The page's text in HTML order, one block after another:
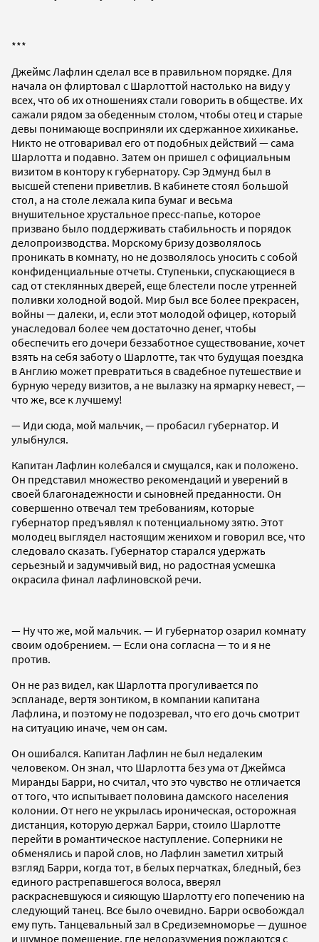
***
Джеймс Лафлин сделал все в правильном порядке. Для
начала он флиртовал с Шарлоттой настолько на виду у
всех, что об их отношениях стали говорить в обществе. Их
сажали рядом за обеденным столом, чтобы отец и старые
девы понимающе восприняли их сдержанное хихиканье.
Никто не отговаривал его от подобных действий — сама
Шарлотта и подавно. Затем он пришел с официальным
визитом в контору к губернатору. Сэр Эдмунд был в
высшей степени приветлив. В кабинете стоял большой
стол, а на столе лежала кипа бумаг и весьма
внушительное хрустальное пресс-папье, которое
призвано было поддерживать стабильность и порядок
делопроизводства. Морскому бризу дозволялось
проникать в комнату, но не дозволялось уносить с собой
конфиденциальные отчеты. Ступеньки, спускающиеся в
сад от стеклянных дверей, еще блестели после утренней
поливки холодной водой. Мир был все более прекрасен,
войны — далеки, и, если этот молодой офицер, который
унаследовал более чем достаточно денег, чтобы
обеспечить его дочери беззаботное существование, хочет
взять на себя заботу о Шарлотте, так что будущая поездка
в Англию может превратиться в свадебное путешествие и
бурную череду визитов, а не вылазку на ярмарку невест, —
что же, все к лучшему!
— Иди сюда, мой мальчик, — пробасил губернатор. И
улыбнулся.
Капитан Лафлин колебался и смущался, как и положено.
Он представил множество рекомендаций и уверений в
своей благонадежности и сыновней преданности. Он
совершенно отвечал тем требованиям, которые
губернатор предъявлял к потенциальному зятю. Этот
молодец выглядел настоящим женихом и говорил все, что
следовало сказать. Губернатор старался удержать
серьезный и задумчивый вид, но радостная усмешка
окрасила финал лафлиновской речи.
— Ну что же, мой мальчик. — И губернатор озарил комнату
своим одобрением. — Если она согласна — то и я не
против.
Он не раз видел, как Шарлотта прогуливается по
эспланаде, вертя зонтиком, в компании капитана
Лафлина, и поэтому не подозревал, что его дочь смотрит
на ситуацию иначе, чем он сам.
Он ошибался. Капитан Лафлин не был недалеким
человеком. Он знал, что Шарлотта без ума от Джеймса
Миранды Барри, но считал, что это чувство не отличается
от того, что испытывает половина дамского населения
колонии. От него не укрылась ироническая, осторожная
дистанция, которую держал Барри, стоило Шарлотте
перейти в романтическое наступление. Соперники не
обменялись и парой слов, но Лафлин заметил хитрый
взгляд Барри, когда тот, в белых перчатках, бледный, без
единого растрепавшегося волоса, вверял
раскрасневшуюся и сияющую Шарлотту его попечению на
следующий танец. Все было очевидно. Барри освобождал
ему путь. Танцевальный зал в Средиземноморье — душное
и шумное помещение, где недоразумения рождаются с